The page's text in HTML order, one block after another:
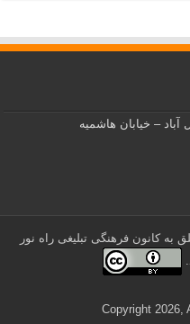
– خیابان هاشمیه
کانون فرهنگی تبلیغی راه نور